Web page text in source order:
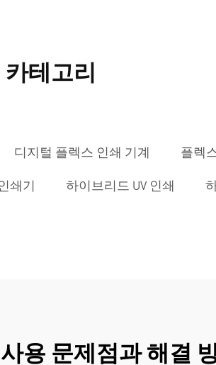
테고리
디지털 플렉스 인쇄 기계 플렉
쇄기 하이브리드 UV 인쇄
용 문제점과 해결